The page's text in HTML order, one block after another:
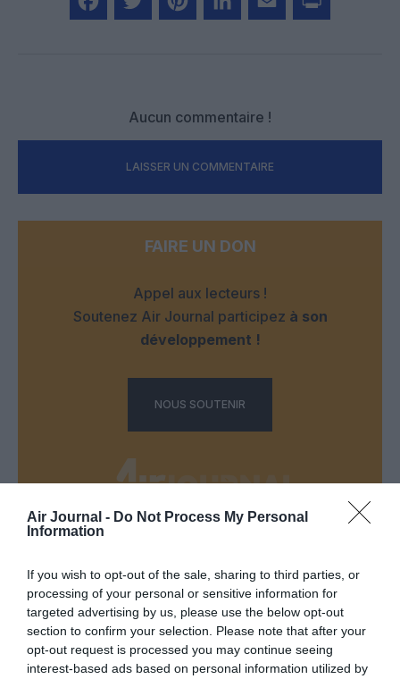
Air Journal - Do Not Process My Personal
Information
If you wish to opt-out of the sale, sharing to third parties, or
processing of your personal or sensitive information for
targeted advertising by us, please use the below opt-out
section to confirm your selection. Please note that after your
opt-out request is processed you may continue seeing
interest-based ads based on personal information utilized by
Aucun commentaire !
LAISSER UN COMMENTAIRE
FAIRE UN DON
Appel aux lecteurs !
Soutenez Air Journal participez à son
développement !
NOUS SOUTENIR
Helpera commenté l'article :
19 h 23 sans escale : le Boeing 777F de National
Airlines relie l’Écosse à l’Australie